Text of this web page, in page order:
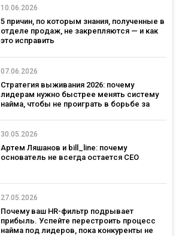
10.06.2026
5 причин, по которым знания, полученные в
отделе продаж, не закрепляются — и как
это исправить
07.06.2026
Стратегия выживания 2026: почему
лидерам нужно быстрее менять систему
найма, чтобы не проиграть в борьбе за
30.05.2026
Артем Ляшанов и bill_line: почему
основатель не всегда остается СЕО
27.05.2026
Почему ваш HR-фильтр подрывает
прибыль. Успейте перестроить процесс
найма под лидеров, пока конкуренты не